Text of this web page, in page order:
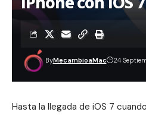
ByMecambioaMac 24
Hasta la llegada de iOS 7